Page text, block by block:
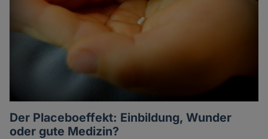
Der Placeboeffekt: Einbildung, Wunder
oder gute Medizin?